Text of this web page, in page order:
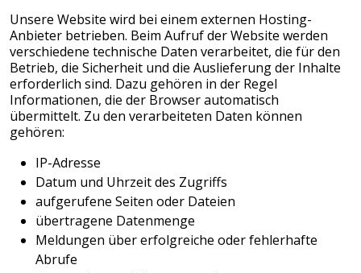
Unsere Website wird bei einem externen Hosting-
Anbieter betrieben. Beim Aufruf der Website werden
verschiedene technische Daten verarbeitet, die für den
Betrieb, die Sicherheit und die Auslieferung der Inhalte
erforderlich sind. Dazu gehören in der Regel
Informationen, die der Browser automatisch
übermittelt. Zu den verarbeiteten Daten können
gehören:
IP-Adresse
Datum und Uhrzeit des Zugriffs
aufgerufene Seiten oder Dateien
übertragene Datenmenge
Meldungen über erfolgreiche oder fehlerhafte
Abrufe